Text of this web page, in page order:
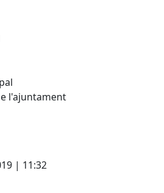
l'ajuntament
| 11:32